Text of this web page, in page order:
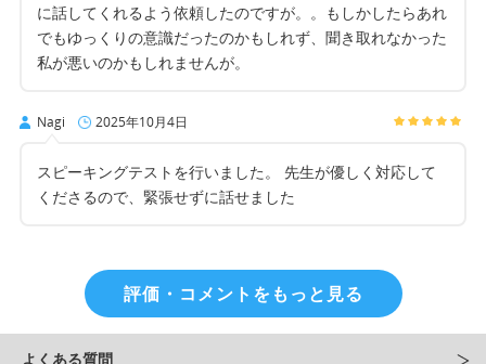
に話してくれるよう依頼したのですが。。もしかしたらあれ
でもゆっくりの意識だったのかもしれず、聞き取れなかった
私が悪いのかもしれませんが。
Nagi 2025年10月4日
スピーキングテストを行いました。 先生が優しく対応して
くださるので、緊張せずに話せました
評価・コメントをもっと見る
よくある質問